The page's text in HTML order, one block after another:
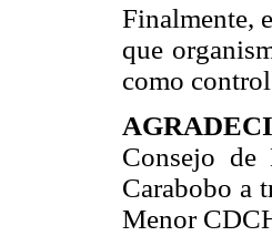
Finalmente,
que
como
Consejo
Carabobo a
Menor